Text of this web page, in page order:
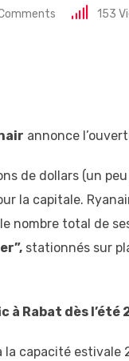
153
annonce
de dollars (un
la capitale.
nombre total de
stationnés sur
à Rabat dès l’été
capacité estivale